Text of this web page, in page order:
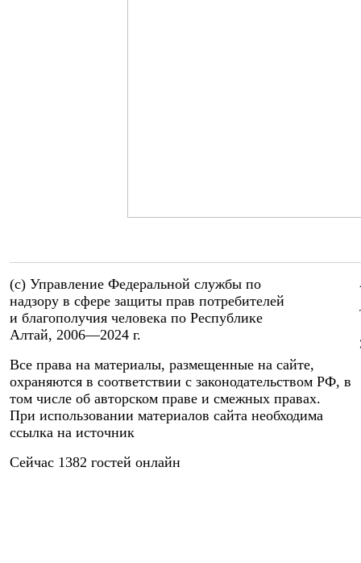
(c) Управление Федеральной службы по
надзору в сфере защиты прав потребителей
и благополучия человека по Республике
Алтай, 2006—2024 г.
Все права на материалы, размещенные на сайте,
охраняются в соответствии с законодательством РФ, в
том числе об авторском праве и смежных правах.
При использовании материалов сайта необходима
ссылка на источник
Сейчас 1382 гостей онлайн